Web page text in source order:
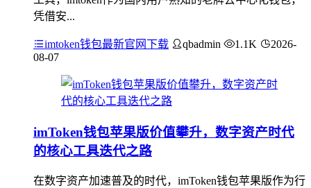
凭借安...
imtoken钱包最新官网下载 qbadmin 1.1K
2026-
08-07
imToken钱包苹果版价值攀升，数字资产时代
的核心工具迭代之路
在数字资产加速普及的时代，imToken钱包苹果版作为行